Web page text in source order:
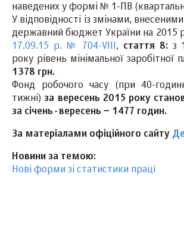
наведених у формі № 1-ПВ
У відповідності із змінами,
державний бюджет України на 2015
17.09.15 р. № 704-VIII, стаття 8: з
року рівень мінімальної заробітної
1378 грн.
Фонд робочого часу (при 40-
тижні)за вересень 2015 року
за січень-вересень − 1477 годин.
За матеріалами офіційного сайту
Новини за темою:
Нові форми зі статистики праці